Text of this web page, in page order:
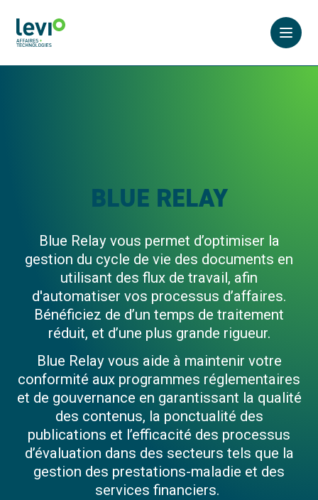
Ouvrir
BLUE RELAY
Blue Relay vous permet d’optimiser la
gestion du cycle de vie des documents en
utilisant des flux de travail, afin
d'automatiser vos processus d’affaires.
Bénéficiez de d’un temps de traitement
réduit, et d’une plus grande rigueur.
Blue Relay vous aide à maintenir votre
conformité aux programmes réglementaires
et de gouvernance en garantissant la qualité
des contenus, la ponctualité des
publications et l’efficacité des processus
d’évaluation dans des secteurs tels que la
gestion des prestations-maladie et des
services financiers.